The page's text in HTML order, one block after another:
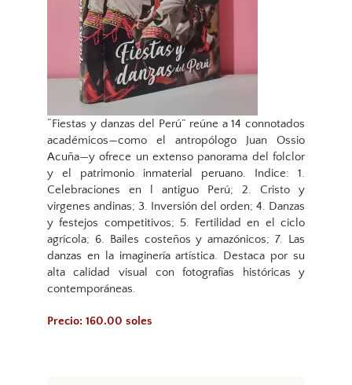
“Fiestas y danzas del Perú” reúne a 14 connotados
académicos—como el antropólogo Juan Ossio
Acuña—y ofrece un extenso panorama del folclor
y el patrimonio inmaterial peruano. Indice: 1.
Celebraciones en l antiguo Perú; 2. Cristo y
virgenes andinas; 3. Inversión del orden; 4. Danzas
y festejos competitivos; 5. Fertilidad en el ciclo
agrícola; 6. Bailes costeños y amazónicos; 7. Las
danzas en la imaginería artística. Destaca por su
alta calidad visual con fotografías históricas y
contemporáneas.
Precio: 160.00 soles